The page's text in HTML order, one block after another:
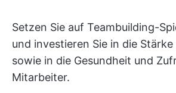
Setzen Sie auf Teambuilding-
und investieren Sie in die
sowie in die Gesundheit und
Mitarbeiter.